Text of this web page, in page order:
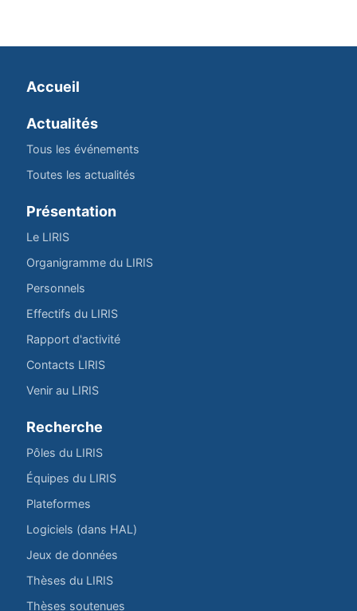
Accueil
Actualités
Tous les événements
Toutes les actualités
Présentation
Le LIRIS
Organigramme du LIRIS
Personnels
Effectifs du LIRIS
Rapport d'activité
Contacts LIRIS
Venir au LIRIS
Recherche
Pôles du LIRIS
Équipes du LIRIS
Plateformes
Logiciels (dans HAL)
Jeux de données
Thèses du LIRIS
Thèses soutenues